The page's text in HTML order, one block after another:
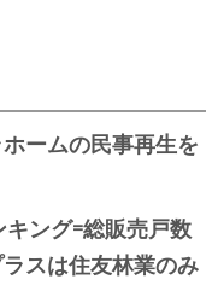
ームの民事再生を
ング=総販売戸数
スは住友林業のみ